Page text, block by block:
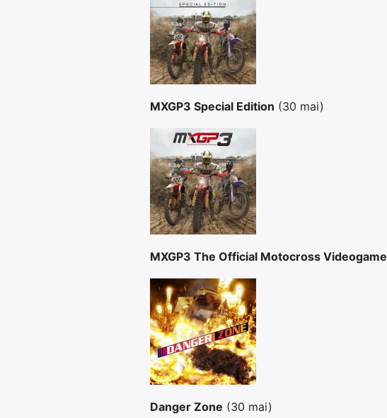
MXGP3 Special Edition (30 mai)
MXGP3 The Official Motocross Videogame
Danger Zone (30 mai)